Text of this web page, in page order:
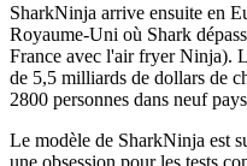
SharkNinja arrive ensuite en
Royaume-Uni où Shark
France avec l'air fryer Ninja).
de 5,5 milliards de dollars de
2800 personnes dans neuf
Le modèle de SharkNinja est
une obsession pour les tests